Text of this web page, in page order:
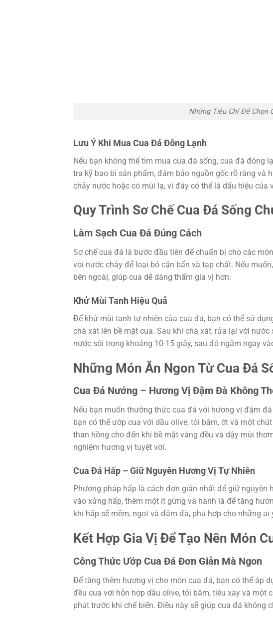
Những Tiêu Chí Để Chọn
Lưu Ý Khi Mua Cua Đá Đông Lạnh
Nếu bạn không thể tìm mua cua đá sống, cua đá đông
tra kỹ bao bì sản phẩm, đảm bảo nguồn gốc rõ ràng và
chảy nước hoặc có mùi lạ, vì đây có thể là dấu hiệu của
Quy Trình Sơ Chế Cua Đá Sống
Làm Sạch Cua Đá Đúng Cách
Sơ chế cua đá là bước đầu tiên để chuẩn bị cho các
vòi nước chảy để loại bỏ cặn bẩn và tạp chất. Nếu
bên ngoài, giúp cua dễ dàng thấm gia vị hơn.
Khử Mùi Tanh Hiệu Quả
Để khử mùi tanh tự nhiên của cua đá, bạn có thể sử
chà xát lên bề mặt cua. Sau khi chà xát, rửa lại với
nước sôi trong khoảng 10-15 giây, sau đó ngâm ngay
Những Món Ăn Ngon Từ Cua Đá
Cua Đá Nướng – Hương Vị Đậm Đà Không
Nếu bạn muốn thưởng thức cua đá với hương vị đậm
bạn có thể ướp cua với dầu olive, tỏi băm, ớt và một
than hồng cho đến khi bề mặt vàng đều và dậy mùi
nghiệm hương vị tuyệt vời.
Cua Đá Hấp – Giữ Nguyên Hương Vị Tự Nhiên
Phương pháp hấp là cách đơn giản nhất để giữ
vào xửng hấp, thêm một ít gừng và hành lá để tăng
khi hấp sẽ mềm, ngọt và đậm đà, phù hợp cho những
Kết Hợp Gia Vị Để Tạo Nên Món
Công Thức Ướp Cua Đá Đơn Giản Mà Ngon
Để tăng thêm hương vị cho món cua đá, bạn có thể áp
đều cua với hỗn hợp dầu olive, tỏi băm, tiêu xay và
phút trước khi chế biến. Điều này sẽ giúp cua đá không